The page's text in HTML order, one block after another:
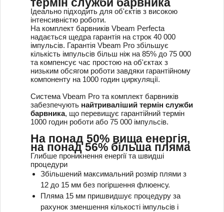
термін служби барвника
Ідеально підходить для об'єктів з високою
інтенсивністю роботи.
На комплект барвників Vbeam Perfecta
надається щедра гарантія на строк 40 000
імпульсів. Гарантія Vbeam Pro збільшує
кількість імпульсів більш ніж на 85% до 75 000
та компенсує час простою на об'єктах з
низьким обсягом роботи завдяки гарантійному
компоненту на 1000 годин циркуляції.
Система Vbeam Pro та комплект барвників
забезпечують найтриваліший термін служби
барвника, що перевищує гарантійний термін
1000 годин роботи або 75 000 імпульсів.
На понад 50% вища енергія,
на понад 56% більша пляма
Глибше проникнення енергії та швидші
процедури
Збільшений максимальний розмір плями з
12 до 15 мм без погіршення флюенсу.
Пляма 15 мм пришвидшує процедуру за
рахунок зменшення кількості імпульсів і